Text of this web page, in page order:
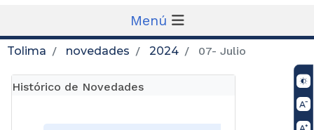
Menú
Tolima novedades 2024 07- Julio
Histórico de Novedades